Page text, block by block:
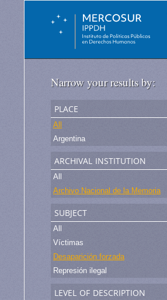
Narrow your results by:
place
All
Argentina
archival institution
All
Archivo Nacional de la Memoria
subject
All
Víctimas
Desaparición forzada
Represión ilegal
level of description